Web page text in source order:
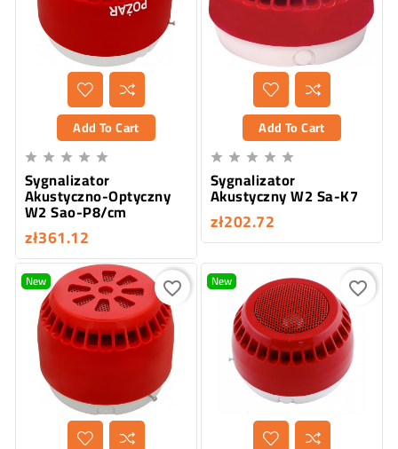
Add To Cart
    
Sygnalizator
Akustyczno-Optyczny
W2 Sao-P8/cm
zł361.12
Add To Cart
    
Sygnalizator
Akustyczny W2 Sa-K7
zł202.72
New favorite_border New favorite_border